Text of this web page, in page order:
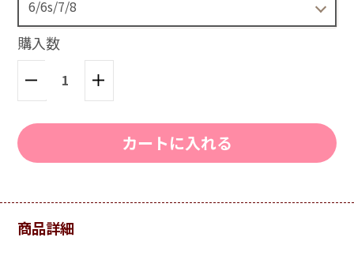
購入数
カートに入れる
商品詳細
3,520円(税込)
6plus/6Splus/7plus/8plus
3,520円(税込)
X/XS